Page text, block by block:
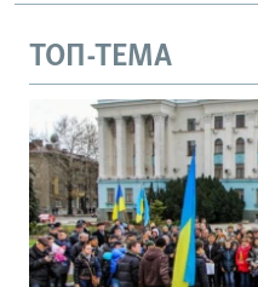
ТОП-ТЕМА